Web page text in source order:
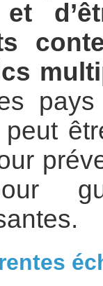
peut